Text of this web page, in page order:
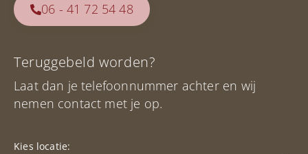
06 - 41 72 54 48
Teruggebeld worden?
Laat dan je telefoonnummer achter en wij
nemen contact met je op.
Kies locatie: